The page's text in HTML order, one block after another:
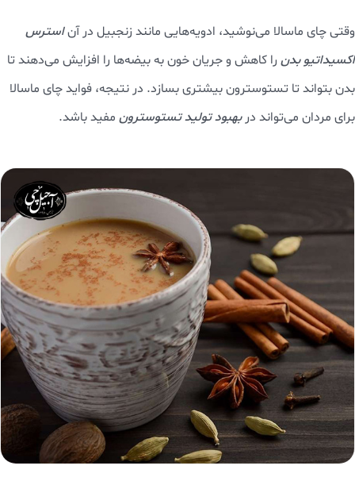
وقتی چای ماسالا می‌نوشید، ادویه‌هایی مانند زنجبیل در آناسترس
اکسیداتیو بدن را کاهش و جریان خون به بیضه‌ها را افزایش می‌دهند تا
بدن بتواند تا تستوسترون بیشتری بسازد. در نتیجه، فواید چای ماسالا
برای مردان می‌تواند دربهبود تولید تستوسترون مفید باشد.